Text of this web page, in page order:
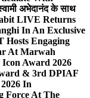
अभेदानंद के साथ
LIVE Returns
In An Exclusive
Hosts Engaging
At Marwah
Award 2026
& 3rd DPIAF
In
Force At The